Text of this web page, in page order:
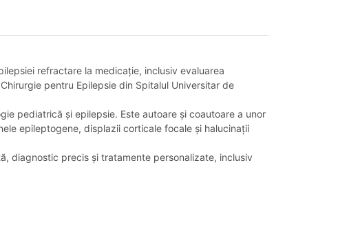
refractare la medicație, inclusiv evaluarea
pentru Epilepsie din Spitalul Universitar de
pediatrică și epilepsie. Este autoare și coautoare a unor
epileptogene, displazii corticale focale și halucinații
diagnostic precis și tratamente personalizate, inclusiv